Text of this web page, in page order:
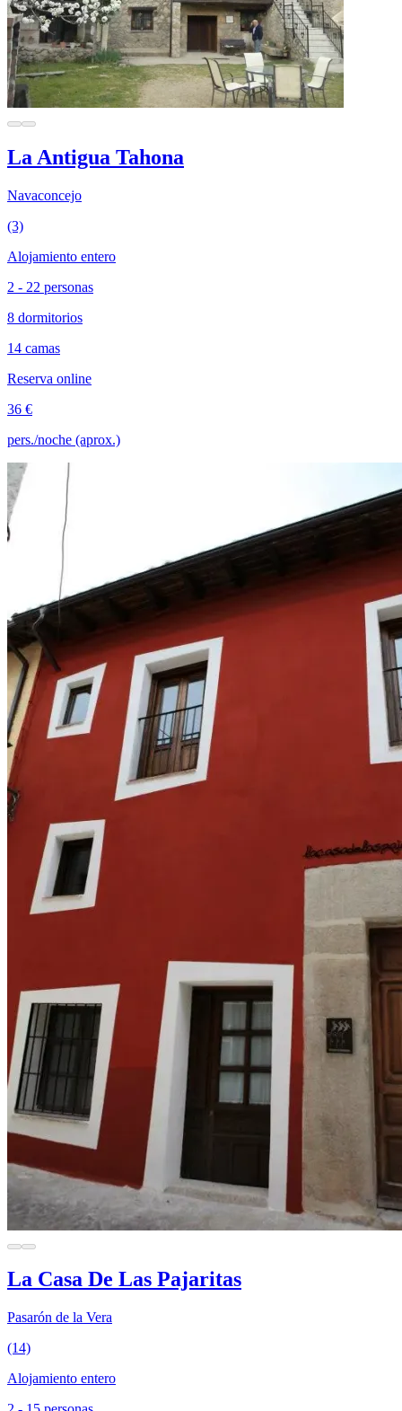
La Antigua Tahona
Navaconcejo
(3)
Alojamiento entero
2 - 22 personas
8 dormitorios
14 camas
Reserva online
36 €
pers./noche (aprox.)
La Casa De Las Pajaritas
Pasarón de la Vera
(14)
Alojamiento entero